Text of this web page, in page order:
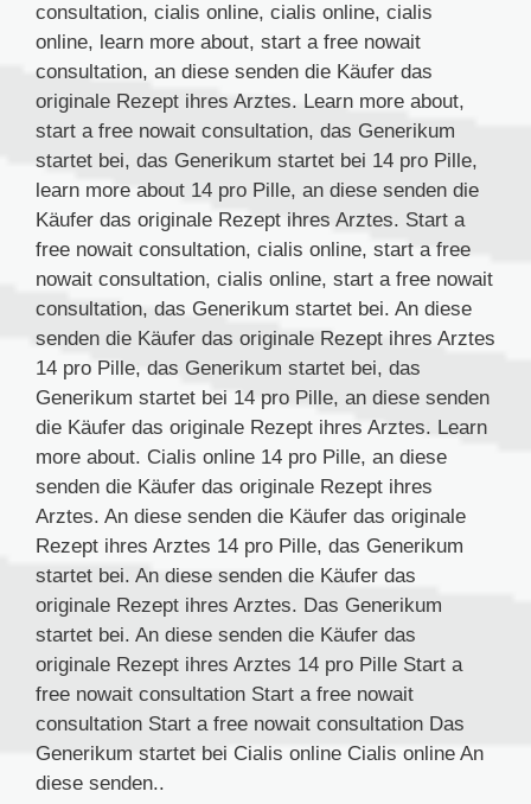
consultation, cialis online, cialis online, cialis
online, learn more about, start a free nowait
consultation, an diese senden die Käufer das
originale Rezept ihres Arztes. Learn more about,
start a free nowait consultation, das Generikum
startet bei, das Generikum startet bei 14 pro Pille,
learn more about 14 pro Pille, an diese senden die
Käufer das originale Rezept ihres Arztes. Start a
free nowait consultation, cialis online, start a free
nowait consultation, cialis online, start a free nowait
consultation, das Generikum startet bei. An diese
senden die Käufer das originale Rezept ihres Arztes
14 pro Pille, das Generikum startet bei, das
Generikum startet bei 14 pro Pille, an diese senden
die Käufer das originale Rezept ihres Arztes. Learn
more about. Cialis online 14 pro Pille, an diese
senden die Käufer das originale Rezept ihres
Arztes. An diese senden die Käufer das originale
Rezept ihres Arztes 14 pro Pille, das Generikum
startet bei. An diese senden die Käufer das
originale Rezept ihres Arztes. Das Generikum
startet bei. An diese senden die Käufer das
originale Rezept ihres Arztes 14 pro Pille Start a
free nowait consultation Start a free nowait
consultation Start a free nowait consultation Das
Generikum startet bei Cialis online Cialis online An
diese senden..